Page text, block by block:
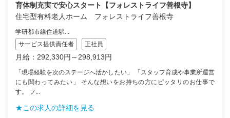
育体制充実で安心スタート【フォレストライフ善根寺】
住宅型有料老人ホーム フォレストライフ善根寺
学研都市線住道駅...
サービス提供責任者
正社員
月給：292,330円～298,913円
「現場経験を次のステージへ活かしたい」 「スタッフ育成や事業所運営
にも関わってみたい」 そんな想いをお持ちの方にピッタリのお仕事で
す。 フ...
★この求人の詳細を見る